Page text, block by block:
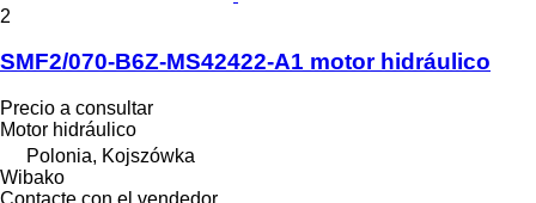
2
SMF2/070-B6Z-MS42422-A1 motor hidráulico
Precio a consultar
Motor hidráulico
Polonia, Kojszówka
Wibako
Contacte con el vendedor